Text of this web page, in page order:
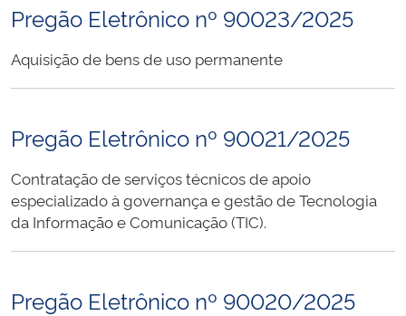
Pregão Eletrônico nº 90023/2025
Aquisição de bens de uso permanente
Pregão Eletrônico nº 90021/2025
Contratação de serviços técnicos de apoio
especializado à governança e gestão de Tecnologia
da Informação e Comunicação (TIC).
Pregão Eletrônico nº 90020/2025